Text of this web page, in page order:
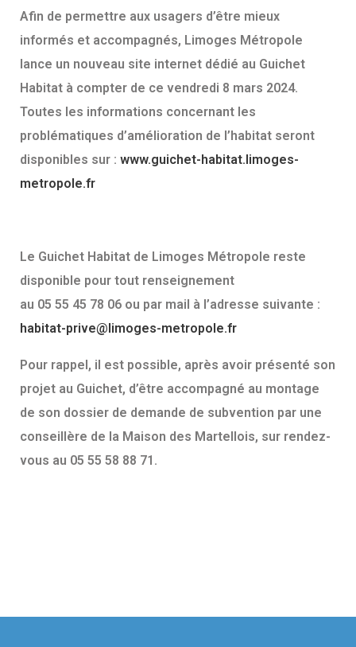
Afin de permettre aux usagers d’être mieux
informés et accompagnés, Limoges Métropole
lance un nouveau site internet dédié au Guichet
Habitat à compter de ce vendredi 8 mars 2024.
Toutes les informations concernant les
problématiques d’amélioration de l’habitat seront
disponibles sur : www.guichet-habitat.limoges-
metropole.fr
Le Guichet Habitat de Limoges Métropole reste
disponible pour tout renseignement
au 05 55 45 78 06 ou par mail à l’adresse suivante :
habitat-prive@limoges-metropole.fr
Pour rappel, il est possible, après avoir présenté son
projet au Guichet, d’être accompagné au montage
de son dossier de demande de subvention par une
conseillère de la Maison des Martellois, sur rendez-
vous au 05 55 58 88 71.